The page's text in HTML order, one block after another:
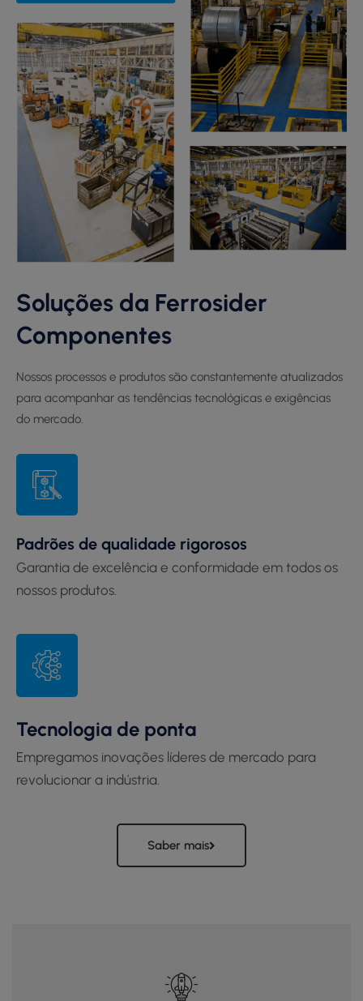
Soluções da Ferrosider
Componentes
Nossos processos e produtos são constantemente atualizados
para acompanhar as tendências tecnológicas e exigências
do mercado.
Padrões de qualidade rigorosos
Garantia de excelência e conformidade em todos os
nossos produtos.
Tecnologia de ponta
Empregamos inovações líderes de mercado para
revolucionar a indústria.
Saber mais